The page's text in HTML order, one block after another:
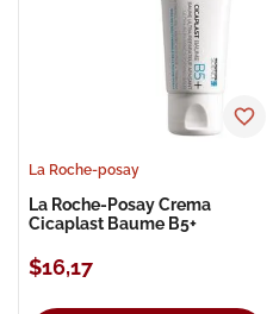
La Roche-posay
La Roche-Posay Crema
Cicaplast Baume B5+
$16,17